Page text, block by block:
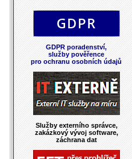
GDPR poradenství,
služby pověřence
pro ochranu osobních údajů
Služby externího správce,
zakázkový vývoj software,
záchrana dat